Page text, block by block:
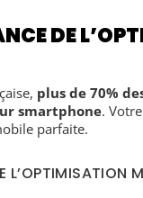
DE
plus de 70%
smartphone.
parfaite.
L’OPTIMISATION